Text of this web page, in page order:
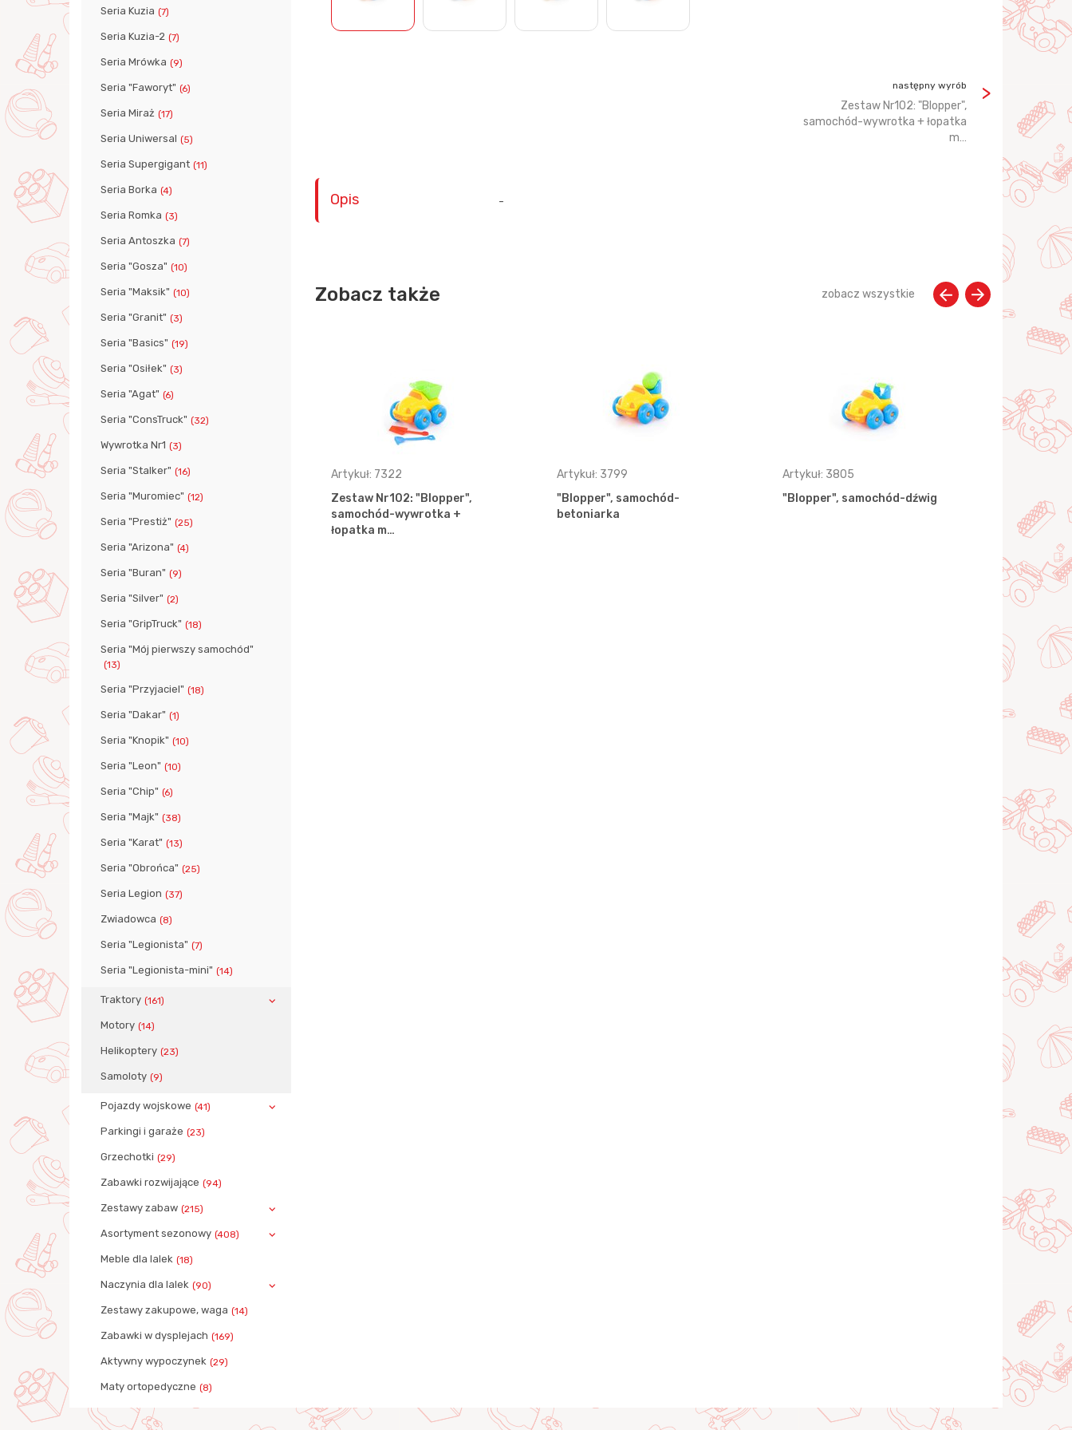
Seria Kuzia (7)
Seria Kuzia-2 (7)
Seria Mrówka (9)
Seria "Faworyt" (6)
Seria Miraż (17)
Seria Uniwersal (5)
Seria Supergigant (11)
Seria Borka (4)
Seria Romka (3)
Seria Antoszka (7)
Seria "Gosza" (10)
Seria "Maksik" (10)
Seria "Granit" (3)
Seria "Basics" (19)
Seria "Osiłek" (3)
Seria "Agat" (6)
Seria "ConsTruck" (32)
Wywrotka Nr1 (3)
Seria "Stalker" (16)
Seria "Muromiec" (12)
Seria "Prestiż" (25)
Seria "Arizona" (4)
Seria "Buran" (9)
Seria "Silver" (2)
Seria "GripTruck" (18)
Seria "Mój pierwszy samochód"
(13)
Seria "Przyjaciel" (18)
Seria "Dakar" (1)
Seria "Knopik" (10)
Seria "Leon" (10)
Seria "Chip" (6)
Seria "Majk" (38)
Seria "Karat" (13)
Seria "Obrońca" (25)
Seria Legion (37)
Zwiadowca (8)
Seria "Legionista" (7)
Seria "Legionista-mini" (14)
Traktory (161)
Motory (14)
Helikoptery (23)
Samoloty (9)
Pojazdy wojskowe (41)
Parkingi i garaże (23)
Grzechotki (29)
Zabawki rozwijające (94)
Zestawy zabaw (215)
Asortyment sezonowy (408)
Meble dla lalek (18)
Naczynia dla lalek (90)
Zestawy zakupowe, waga (14)
Zabawki w dysplejach (169)
Aktywny wypoczynek (29)
Maty ortopedyczne (8)
następny wyrób
Zestaw Nr102: "Blopper",
samochód-wywrotka + łopatka
m…
Opis -
Zobacz także zobacz wszystkie
straż
Artykuł: 62277
"Blopper", samochód (mix Nr1)
Artykuł: 7322
Zestaw Nr102: "Blopper",
samochód-wywrotka +
łopatka m…
Artykuł: 3799
"Blopper", samochód-
betoniarka
Artykuł: 3805
"Blopper", samochód-dźwig
pożarna